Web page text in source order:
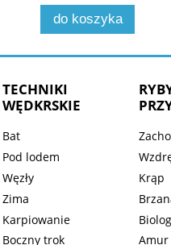
do koszyka
TECHNIKI
WĘDKRSKIE
Bat
Pod lodem
Węzły
Zima
Karpiowanie
Boczny trok
Krąp
Amur